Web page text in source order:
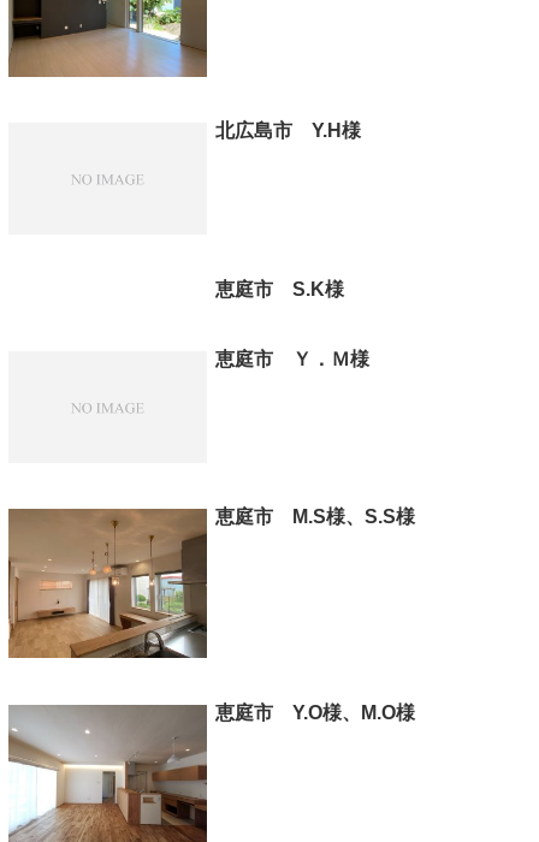
北広島市 Y.H様
恵庭市 S.K様
恵庭市 Ｙ．Ｍ様
恵庭市 M.S様、S.S様
恵庭市 Y.O様、M.O様